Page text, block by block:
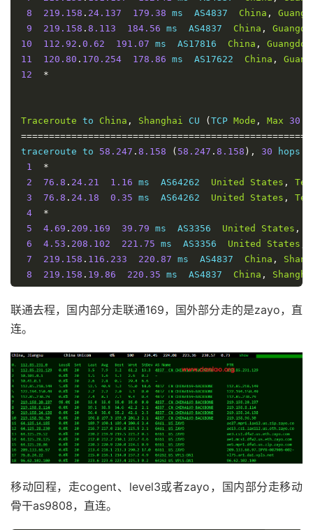
United
United
United
United
ms  AS23724 China
8
219.158 . 24.137 179.38 ms  AS4837 China ,
9
219.158 . 8.113 184.56 ms  AS4837 China ,
10
112.92 . 0.62 191.07 ms  AS17816 China ,
11
120.80 . 170.254 178.86 ms  AS17622 China ,
12
*
Traceroute to China , Shanghai CU ( TCP Mode , Max 30
traceroute to 58.247 . 8.158 ( 58.247 . 8.158 ), 30 hops
1
*
2
76.8 . 24.21 1.16 ms  AS64262 United States ,
3
76.8 . 24.18 0.35 ms  AS64262 United States ,
4
*
5
4.69 . 209.169 39.79 ms  AS3356 United States ,
6
4.53 . 208.102 221.75 ms  AS3356 United States
7
219.158 . 116.233 220.87 ms  AS4837 China ,
8
219.158 . 19.86 220.35 ms  AS4837 China ,
9
*
10
*
12
13
58.247.8.153 248.33 ms  AS17621 China,
14
*
15
*
Traceroute to China , Beijing CU TCP Mode, Max 30
1
*
2
76.8.24.21
联通去程，国内部分走联通169，国外部分走的是zayo，直
连。
移动回程，走cogent、level3或者zayo，国内部分走移动
骨干as9808，直连。